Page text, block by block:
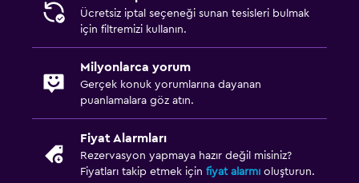
Ücretsiz iptal seçeneği sunan tesisleri bulmak
için filtremizi kullanın.
Milyonlarca yorum
Gerçek konuk yorumlarına dayanan
puanlamalara göz atın.
Fiyat Alarmları
Rezervasyon yapmaya hazır değil misiniz?
Fiyatları takip etmek için fiyat alarmı oluşturun.